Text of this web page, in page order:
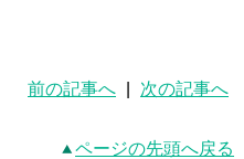
前の記事へ 次の記事へ
ページの先頭へ戻る